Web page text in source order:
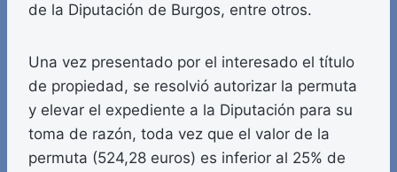
de la Diputación de Burgos, entre otros.
Una vez presentado por el interesado el título
de propiedad, se resolvió autorizar la permuta
y elevar el expediente a la Diputación para su
toma de razón, toda vez que el valor de la
permuta (524,28 euros) es inferior al 25% de